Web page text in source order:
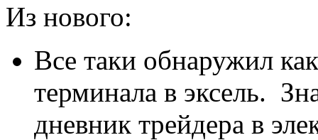
Из нового:
Все таки обнаружил
терминала в эксель.
дневник трейдера в